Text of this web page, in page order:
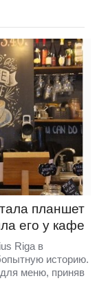
планшет
его у кафе
Riga в
историю.
меню, приняв